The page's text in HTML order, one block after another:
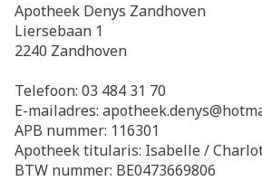
Apotheek Denys Zandhoven
Liersebaan 1
2240 Zandhoven
Telefoon: 03 484 31 70
E-mailadres: apotheek.denys@
APB nummer: 116301
Apotheek titularis: Isabelle /
BTW nummer: BE0473669806